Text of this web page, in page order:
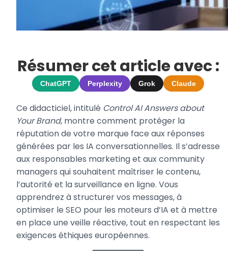
Résumer cet article avec :
ChatGPT Perplexity Grok Claude
Ce didacticiel, intitulé Control AI Answers about
Your Brand, montre comment protéger la
réputation de votre marque face aux réponses
générées par les IA conversationnelles. Il s’adresse
aux responsables marketing et aux community
managers qui souhaitent maîtriser le contenu,
l’autorité et la surveillance en ligne. Vous
apprendrez à structurer vos messages, à
optimiser le SEO pour les moteurs d’IA et à mettre
en place une veille réactive, tout en respectant les
exigences éthiques européennes.